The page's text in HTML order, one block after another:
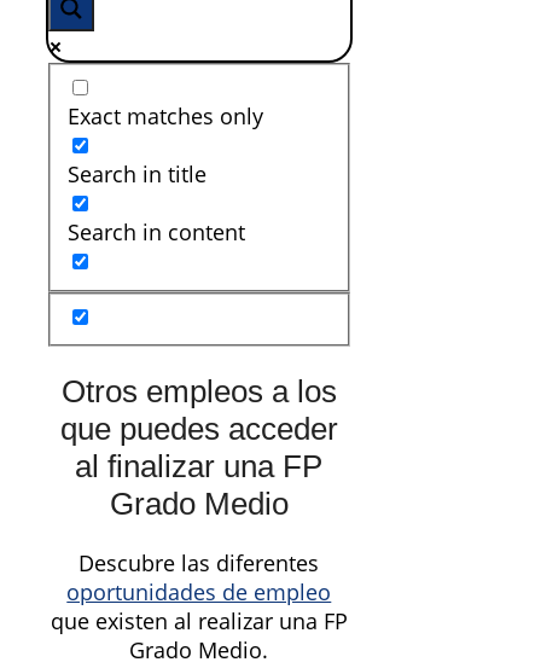
Exact matches only
Search in title
Search in content
Otros empleos a los
que puedes acceder
al finalizar una FP
Grado Medio
Descubre las diferentes
oportunidades de empleo
que existen al realizar una FP
Grado Medio.